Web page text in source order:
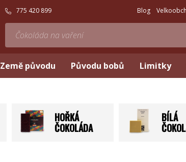
775 420 899 Blog
Země původu Původu bobů Limitky
HOŘKÁ
ČOKOLÁDA
BÍLÁ